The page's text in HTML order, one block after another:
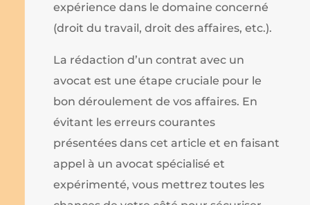
expérience dans le domaine concerné
(droit du travail, droit des affaires, etc.).
La rédaction d’un contrat avec un
avocat est une étape cruciale pour le
bon déroulement de vos affaires. En
évitant les erreurs courantes
présentées dans cet article et en faisant
appel à un avocat spécialisé et
expérimenté, vous mettrez toutes les